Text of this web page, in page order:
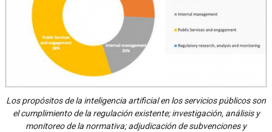
Los propósitos de la inteligencia artificial en los servicios públicos son
el cumplimiento de la regulación existente; investigación, análisis y
monitoreo de la normativa; adjudicación de subvenciones y